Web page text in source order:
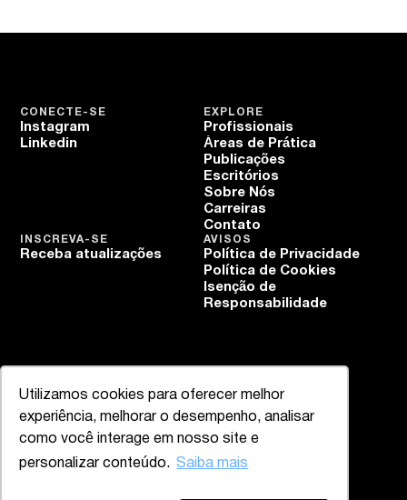
Utilizamos cookies para oferecer melhor
experiência, melhorar o desempenho, analisar
como você interage em nosso site e
personalizar conteúdo. Saiba mais
EXPLORE
Profissionais
Áreas de Prática
Publicações
Escritórios
Sobre Nós
Carreiras
Contato
CONECTE-SE
Instagram
Linkedin
AVISOS
Política de Privacidade
Política de Cookies
Isenção de
Responsabilidade
INSCREVA-SE
Receba atualizações